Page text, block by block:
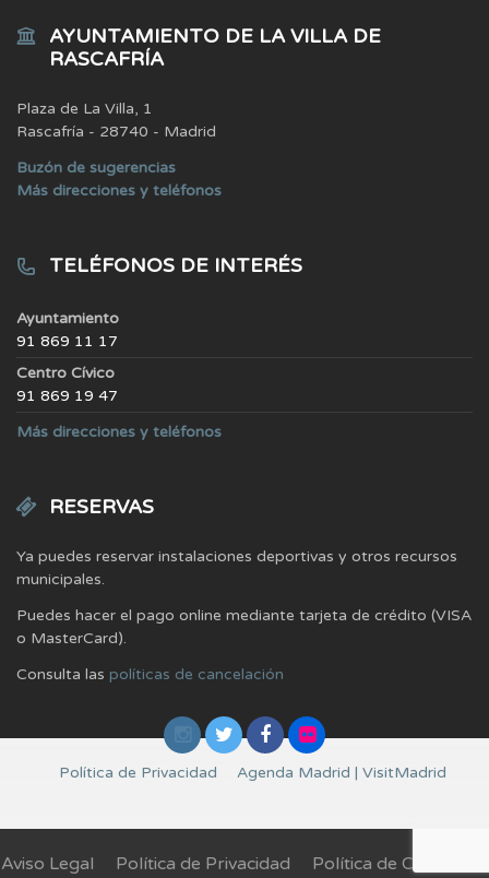
AYUNTAMIENTO DE LA VILLA DE
RASCAFRÍA
Plaza de La Villa, 1
Rascafría - 28740 - Madrid
Buzón de sugerencias
Más direcciones y teléfonos
TELÉFONOS DE INTERÉS
Ayuntamiento
91 869 11 17
Centro Cívico
91 869 19 47
Más direcciones y teléfonos
RESERVAS
Ya puedes reservar instalaciones deportivas y otros recursos
municipales.
Puedes hacer el pago online mediante tarjeta de crédito (VISA
o MasterCard).
Consulta las políticas de cancelación
Política de Privacidad Agenda Madrid | VisitMadrid
Aviso Legal Política de Privacidad Política de Cookies